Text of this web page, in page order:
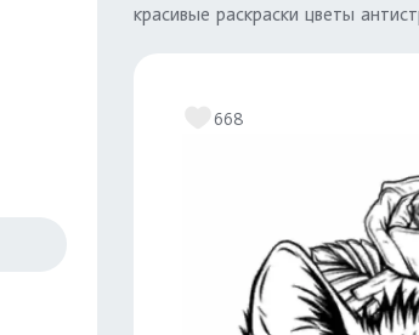
красивые раскраски цветы
668